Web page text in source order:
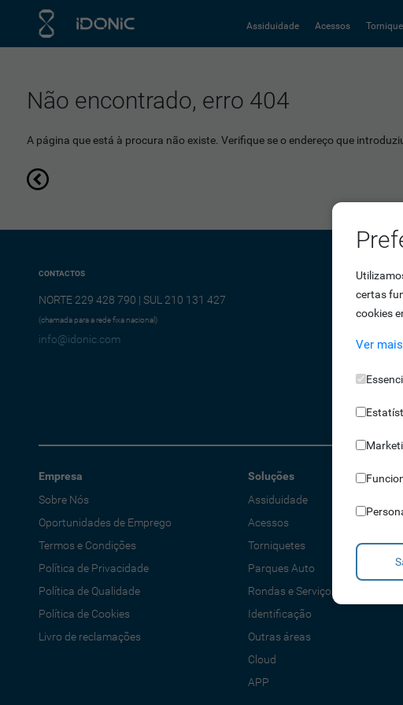
Assiduidade Acessos
Não encontrado, erro 404
A página que está à procura não existe. Verifique se o endereço que
CONTACTOS
NORTE 229 428 790 | SUL 210 131 427
(chamada para a rede fixa nacional)
info@idonic.com
Empresa
Sobre Nós
Oportunidades de Emprego
Termos e Condições
Política de Privacidade
Política de Qualidade
Política de Cookies
Livro de reclamações
Soluções
Assiduidade
Acessos
Torniquetes
Parques Auto
Rondas e Serviços
Identificação
Outras áreas
Cloud
APP
certas
cookies
Ver mais